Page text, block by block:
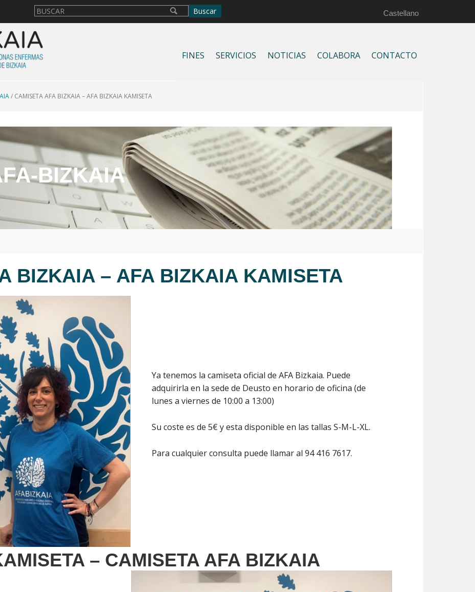
Castellano
FINES SERVICIOS NOTICIAS COLABORA CONTACTO
/ CAMISETA AFA BIZKAIA – AFA BIZKAIA KAMISETA
BIZKAIA
BIZKAIA – AFA BIZKAIA KAMISETA
Ya tenemos la camiseta oficial de AFA Bizkaia. Puede
adquirirla en la sede de Deusto en horario de oficina (de
lunes a viernes de 10:00 a 13:00)
Su coste es de 5€ y esta disponible en las tallas S-M-L-XL.
Para cualquier consulta puede llamar al 94 416 7617.
– CAMISETA AFA BIZKAIA